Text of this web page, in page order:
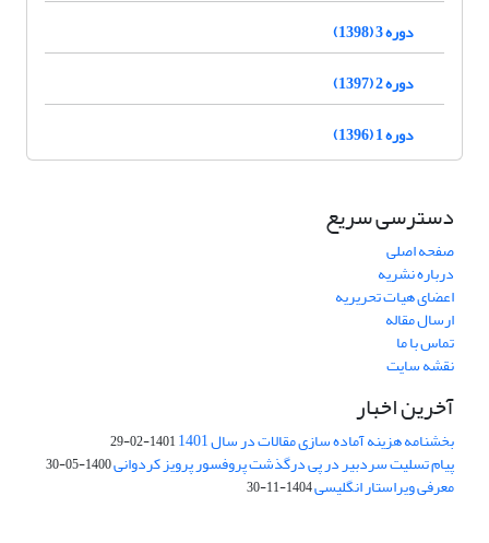
دوره 3 (1398)
دوره 2 (1397)
دوره 1 (1396)
دسترسی سریع
صفحه اصلی
درباره نشریه
اعضای هیات تحریریه
ارسال مقاله
تماس با ما
نقشه سایت
آخرین اخبار
بخشنامه هزینه آماده سازی مقالات در سال 1401 1401-02-29
پیام تسلیت سردبیر در پی درگذشت پروفسور پرویز کردوانی1400-05-30
معرفی ویراستار انگلیسی1404-11-30